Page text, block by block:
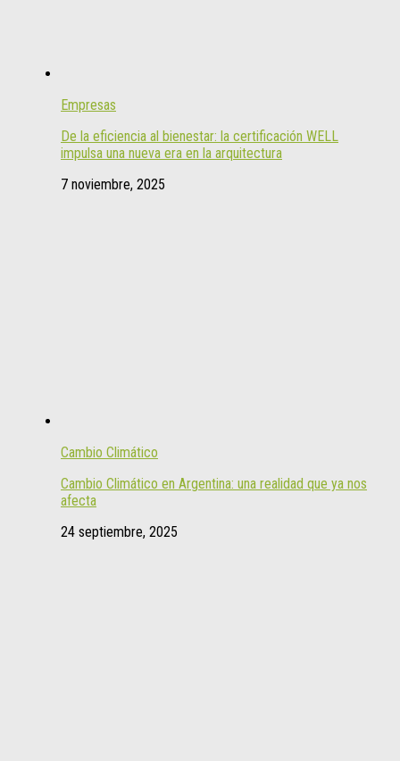
Empresas
De la eficiencia al bienestar: la certificación WELL
impulsa una nueva era en la arquitectura
7 noviembre, 2025
Cambio Climático
Cambio Climático en Argentina: una realidad que ya nos
afecta
24 septiembre, 2025